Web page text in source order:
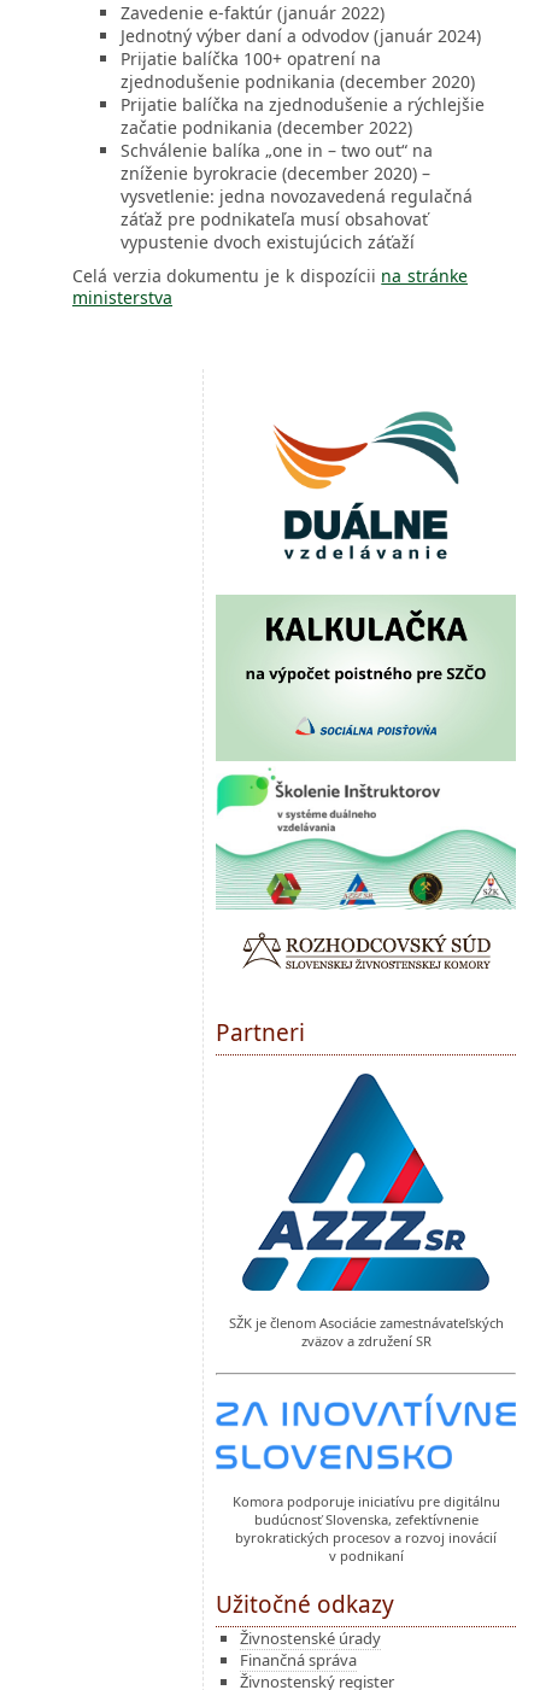
Zavedenie e-faktúr (január 2022)
Jednotný výber daní a odvodov (január 2024)
Prijatie balíčka 100+ opatrení na
zjednodušenie podnikania (december 2020)
Prijatie balíčka na zjednodušenie a rýchlejšie
začatie podnikania (december 2022)
Schválenie balíka „one in – two out“ na
zníženie byrokracie (december 2020) –
vysvetlenie: jedna novozavedená regulačná
záťaž pre podnikateľa musí obsahovať
vypustenie dvoch existujúcich záťaží
Celá verzia dokumentu je k dispozícii na stránke
ministerstva
Partneri
SŽK je členom Asociácie zamestnávateľských
zväzov a združení SR
Komora podporuje iniciatívu pre digitálnu
budúcnosť Slovenska, zefektívnenie
byrokratických procesov a rozvoj inovácií
v podnikaní
Užitočné odkazy
Živnostenské úrady
Finančná správa
Živnostenský register